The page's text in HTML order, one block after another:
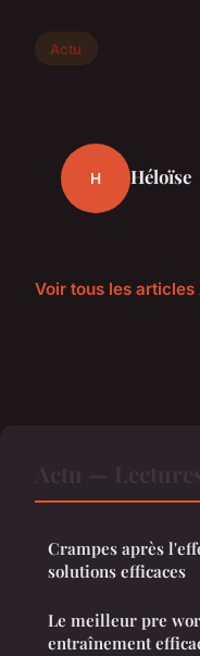
Actu
H Héloïse
Voir tous les
Crampes après
solutions efficaces
Le meilleur pre
entraînement